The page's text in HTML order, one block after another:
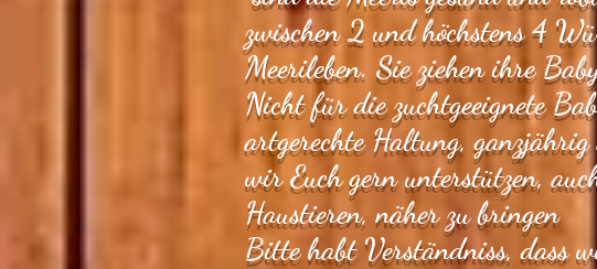
zwischen 2 und höchstens 4
Meerileben. Sie ziehen ihre
Nicht für die zuchtgeeignete
artgerechte Haltung,
wir Euch gern unterstützen,
Haustieren, näher zu bringen
Bitte habt Verständniss, dass